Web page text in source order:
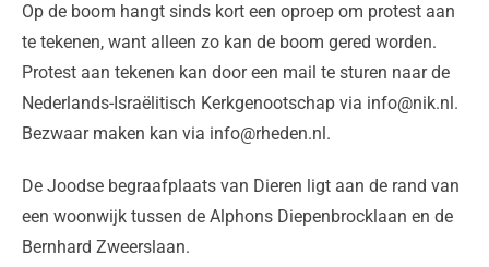
Op de boom hangt sinds kort een oproep om protest aan
te tekenen, want alleen zo kan de boom gered worden.
Protest aan tekenen kan door een mail te sturen naar de
Nederlands-Israëlitisch Kerkgenootschap via info@nik.nl.
Bezwaar maken kan via info@rheden.nl.
De Joodse begraafplaats van Dieren ligt aan de rand van
een woonwijk tussen de Alphons Diepenbrocklaan en de
Bernhard Zweerslaan.